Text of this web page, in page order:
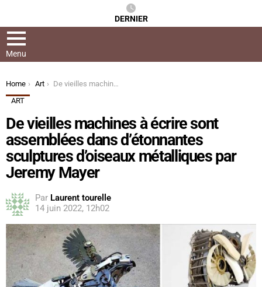
DERNIER
Menu
You are here:
Home Art
De vieilles machines à écrire sont assemblées dans d’étonnantes sculptures d’oiseaux métalliques par Jeremy Mayer
ART
De vieilles machines à écrire sont
assemblées dans d’étonnantes
sculptures d’oiseaux métalliques par
Jeremy Mayer
Par Laurent tourelle
14 juin 2022, 12h02